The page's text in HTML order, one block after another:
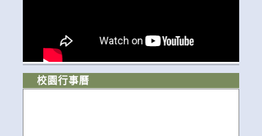
校園行事曆